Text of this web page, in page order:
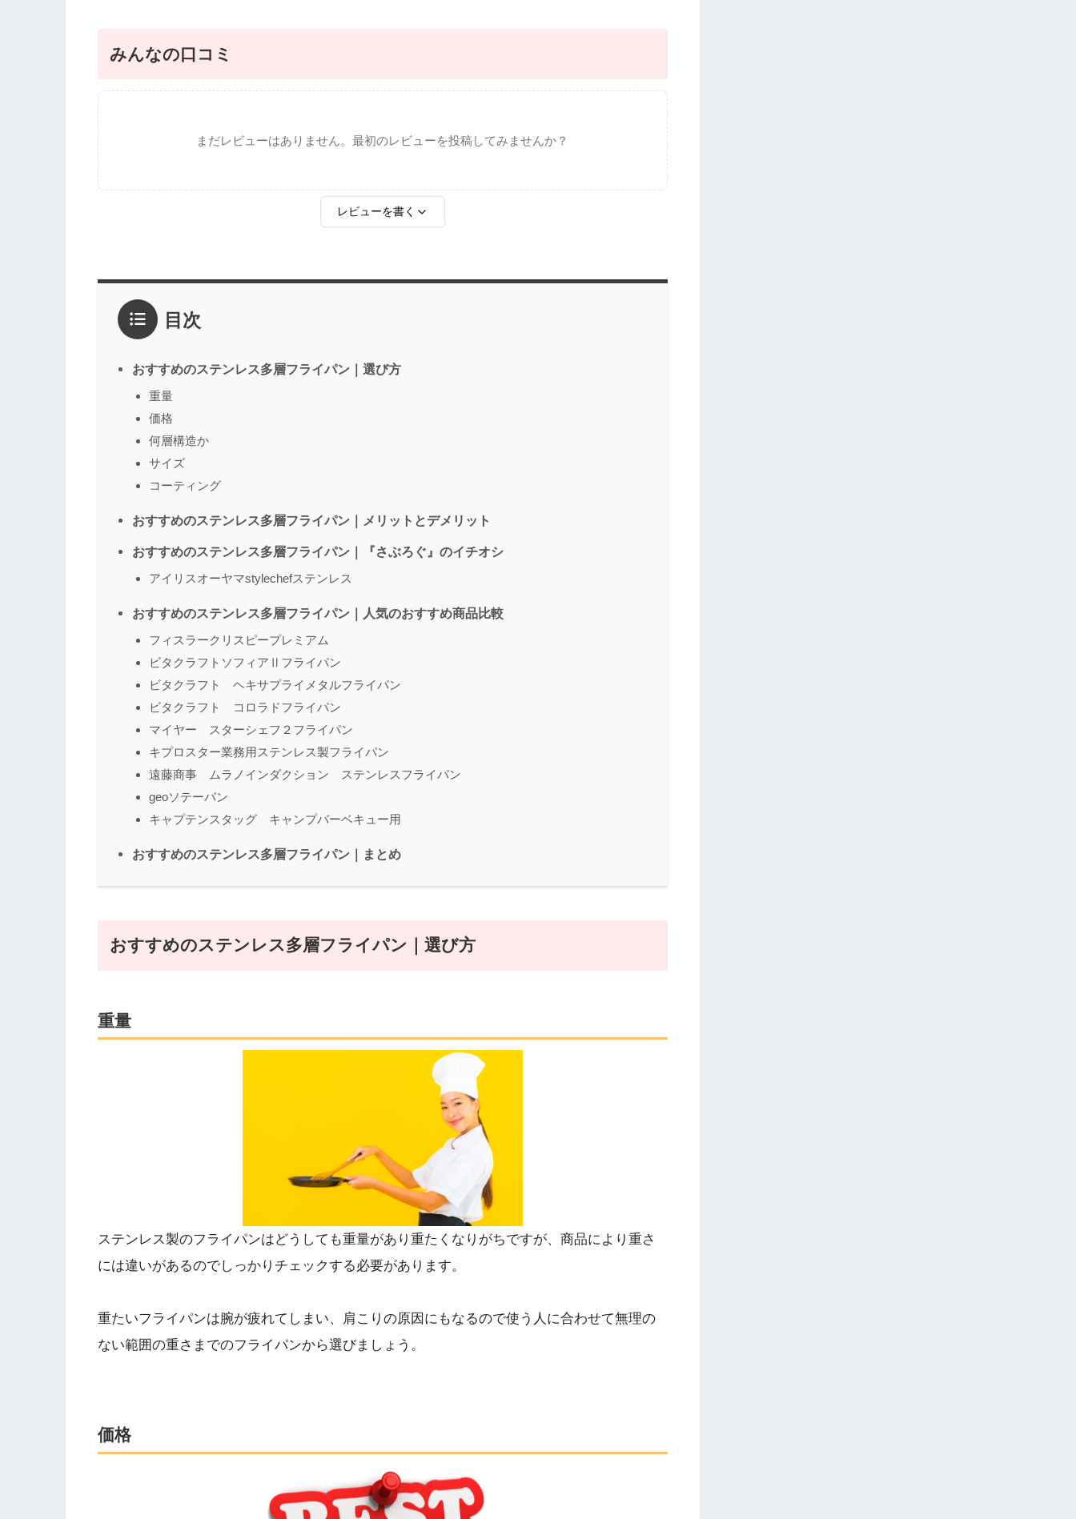
みんなの口コミ
まだレビューはありません。最初のレビューを投稿してみませんか？
レビューを書く
2点
1点
感想*
目次
おすすめのステンレス多層フライパン｜選び方
重量
価格
何層構造か
サイズ
コーティング
おすすめのステンレス多層フライパン｜メリットとデメリット
おすすめのステンレス多層フライパン｜『さぶろぐ』のイチオシ
アイリスオーヤマstylechefステンレス
おすすめのステンレス多層フライパン｜人気のおすすめ商品比較
フィスラークリスピープレミアム
ビタクラフトソフィアⅡフライパン
ビタクラフト ヘキサプライメタルフライパン
ビタクラフト コロラドフライパン
マイヤー スターシェフ２フライパン
キプロスター業務用ステンレス製フライパン
遠藤商事 ムラノインダクション ステンレスフライパン
geoソテーパン
キャプテンスタッグ キャンプバーベキュー用
おすすめのステンレス多層フライパン｜まとめ
おすすめのステンレス多層フライパン｜選び方
重量
ステンレス製のフライパンはどうしても重量があり重たくなりがちですが、商品により重さ
には違いがあるのでしっかりチェックする必要があります。
重たいフライパンは腕が疲れてしまい、肩こりの原因にもなるので使う人に合わせて無理の
ない範囲の重さまでのフライパンから選びましょう。
価格